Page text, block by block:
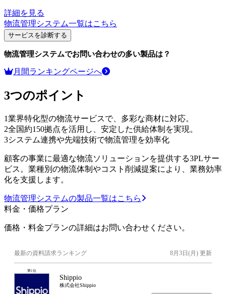
詳細を見る
物流管理システム一覧はこちら
サービスを診断する
物流管理システムでお問い合わせの多い製品は？
月間ランキングページへ
3つのポイント
1業界特化型の物流サービスで、多彩な商材に対応。
2全国約150拠点を活用し、安定した供給体制を実現。
3システム連携や先端技術で物流管理を効率化
顧客の事業に最適な物流ソリューションを提供する3PLサー
ビス。業種別の物流体制やコスト削減提案により、業務効率
化を支援します。
物流管理システムの製品一覧はこちら
料金・価格プラン
価格・料金プランの詳細はお問い合わせください。
最新の資料請求ランキング 8月3日(月) 更新
第1位
Shippio
株式会社Shippio